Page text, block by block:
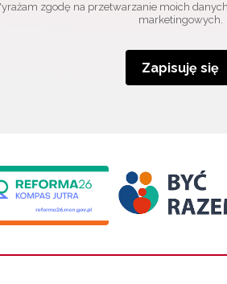
zgodę na przetwarzanie moich
marketingowych.
Zapisuję się